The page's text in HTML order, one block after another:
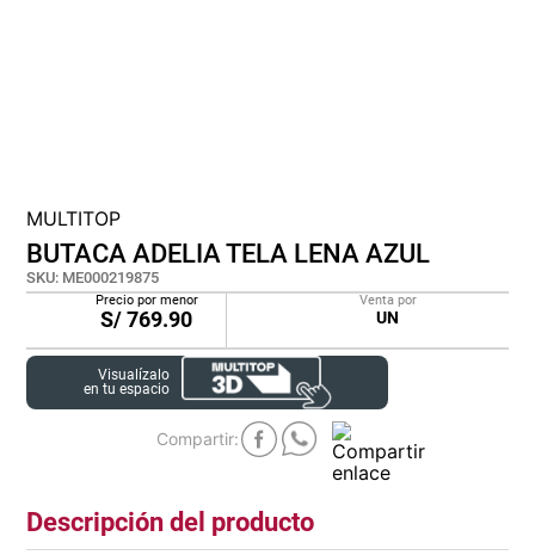
MULTITOP
BUTACA ADELIA TELA LENA AZUL
SKU: ME000219875
Precio por menor
S/769.90
Venta por
UN
Visualízalo
en tu espacio
Descripción del producto